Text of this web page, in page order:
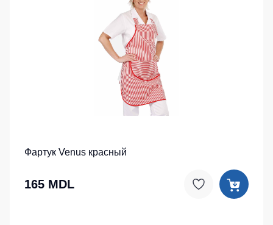
Фартук Venus красный
165 MDL